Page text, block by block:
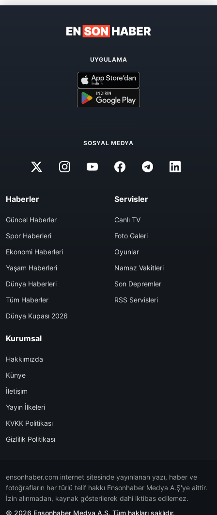
UYGULAMA
SOSYAL MEDYA
Haberler
Güncel Haberler
Spor Haberleri
Ekonomi Haberleri
Yaşam Haberleri
Dünya Haberleri
Tüm Haberler
Dünya Kupası 2026
Servisler
Canlı TV
Foto Galeri
Oyunlar
Namaz Vakitleri
Son Depremler
RSS Servisleri
Kurumsal
Hakkımızda
Künye
İletişim
Yayın İlkeleri
KVKK Politikası
Gizlilik Politikası
ensonhaber.com internet sitesinde yayınlanan yazı, haber ve
fotoğrafların her türlü telif hakkı Ensonhaber Medya A.Ş'ye aittir.
İzin alınmadan, kaynak gösterilerek dahi iktibas edilemez.
© 2026 Ensonhaber Medya A.Ş. Tüm hakları saklıdır.